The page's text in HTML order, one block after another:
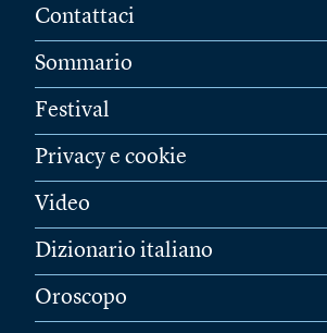
Contattaci
Sommario
Festival
Privacy e cookie
Video
Dizionario italiano
Oroscopo